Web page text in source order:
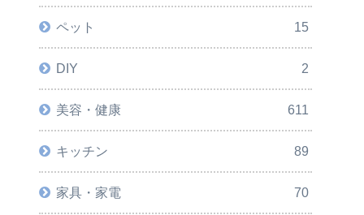
ペット 15
DIY 2
美容・健康 611
キッチン 89
家具・家電 70